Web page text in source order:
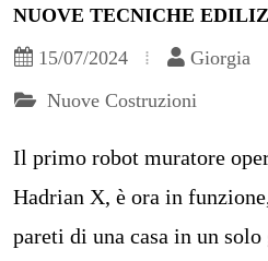
NUOVE TECNICHE
15/07/2024
Giorgia
Nuove Costruzioni
Il primo robot muratore
Hadrian X, è ora in
pareti di una casa in un solo